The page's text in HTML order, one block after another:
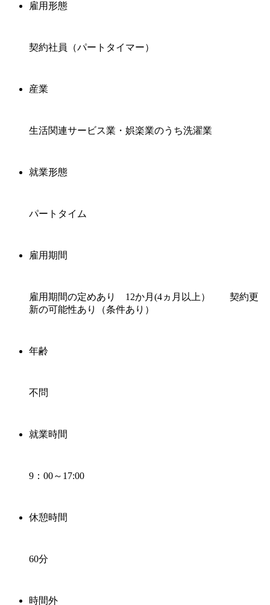
雇用形態
契約社員（パートタイマー）
産業
生活関連サービス業・娯楽業のうち洗濯業
就業形態
パートタイム
雇用期間
雇用期間の定めあり 12か月(4ヵ月以上） 契約更
新の可能性あり（条件あり）
年齢
不問
就業時間
9：00～17:00
休憩時間
60分
時間外